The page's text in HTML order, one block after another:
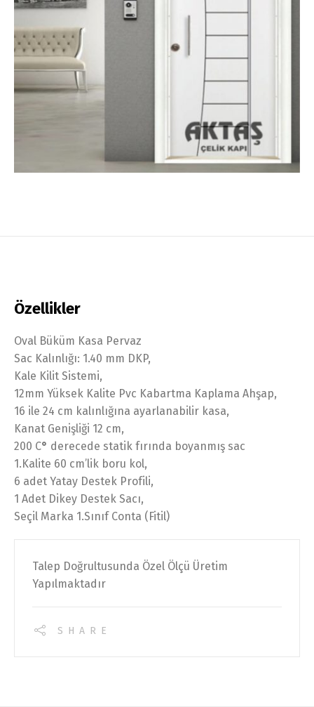
Özellikler
Oval Büküm Kasa Pervaz
Sac Kalınlığı: 1.40 mm DKP,
Kale Kilit Sistemi,
12mm Yüksek Kalite Pvc Kabartma Kaplama Ahşap,
16 ile 24 cm kalınlığına ayarlanabilir kasa,
Kanat Genişliği 12 cm,
200 C° derecede statik fırında boyanmış sac
1.Kalite 60 cm’lik boru kol,
6 adet Yatay Destek Profili,
1 Adet Dikey Destek Sacı,
Seçil Marka 1.Sınıf Conta (Fitil)
Talep Doğrultusunda Özel Ölçü Üretim
Yapılmaktadır
SHARE